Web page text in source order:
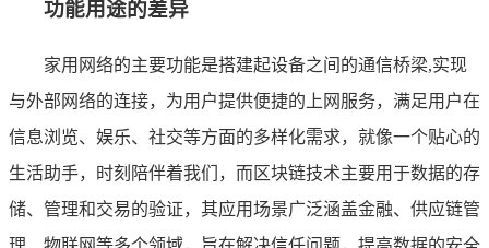
功能用途的差异
家用网络的主要功能是搭建起设备之间的通信桥梁,实现
与外部网络的连接，为用户提供便捷的上网服务，满足用户在
信息浏览、娱乐、社交等方面的多样化需求，就像一个贴心的
生活助手，时刻陪伴着我们，而区块链技术主要用于数据的存
储、管理和交易的验证，其应用场景广泛涵盖金融、供应链管